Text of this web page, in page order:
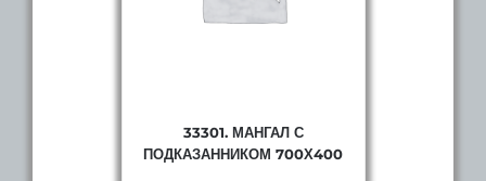
33301. МАНГАЛ С
ПОДКАЗАННИКОМ 700Х400